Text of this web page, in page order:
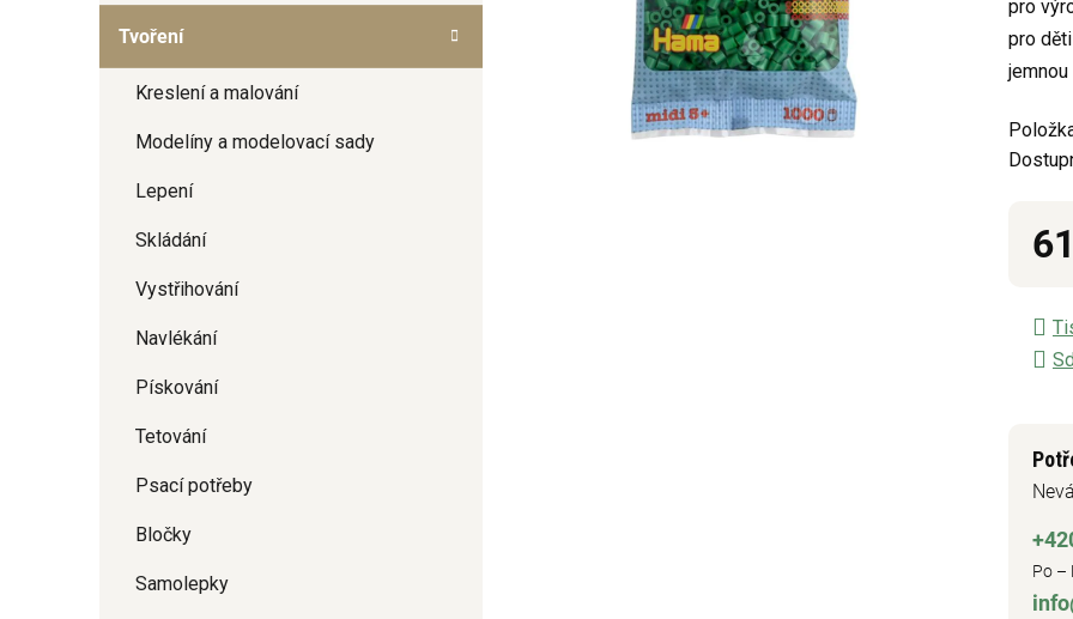
Tvoření
Kreslení a malování
Modelíny a modelovací sady
Lepení
Skládání
Vystřihování
Navlékání
Pískování
Tetování
Psací potřeby
Bločky
Samolepky
z
5
pro
pro
Po –